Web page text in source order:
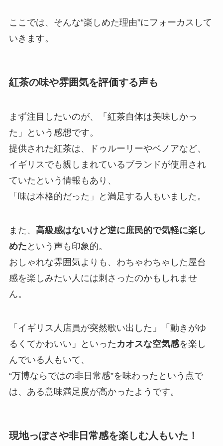
ここでは、そんな“楽しめた理由”にフォーカスして
いきます。
紅茶の味や雰囲気を評価する声も
まず注目したいのが、「紅茶自体は美味しかっ
た」という感想です。
提供された紅茶は、ドゥルーリーやベノアなど、
イギリスでも親しまれているブランドが使用され
ていたという情報もあり、
「味は本格的だった」と満足する人もいました。
また、 高級感はないけど逆に庶民的で気軽に楽し
めた という声も印象的。
おしゃれな雰囲気よりも、わちゃわちゃした屋台
感を楽しみたい人には刺さったのかもしれませ
ん。
「イギリス人店員が突然歌い出した」「動きがゆ
るくてかわいい」といった カオスな空気感を楽し
んでいる人もいて、
“万博ならではの非日常感”を味わったという点で
は、ある意味満足度が高かったようです。
現地っぽさや非日常感を楽しむ人もいた！